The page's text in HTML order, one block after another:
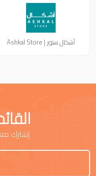
أشكال ستور | Ashkal Store
إشترك